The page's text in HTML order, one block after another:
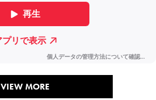
VIEW MORE